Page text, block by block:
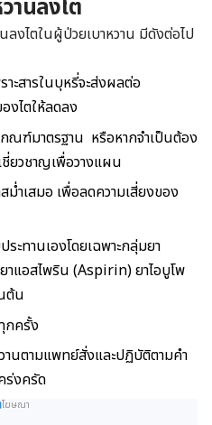
านลงไต
ลงไตในผู้ป่วยเบาหวาน มีดังต่อไป
ะสารในบุหรี่จะส่งผลต่อ
งไตให้ลดลง
ณฑ์มาตรฐาน หรือหากจำเป็นต้อง
ยวชาญเพื่อวางแผน
ม่ำเสมอ เพื่อลดความเสี่ยงของ
ะทานเองโดยเฉพาะกลุ่มยา
าแอสไพริน (Aspirin) ยาไอบูโพ
ต้น
กครั้ง
านตามแพทย์สั่งและปฏิบัติตามคำ
ร่งครัด
โฆษณา